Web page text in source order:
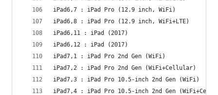
iPad6,7 : iPad Pro (12.9 inch, WiFi)
iPad6,8 : iPad Pro (12.9 inch, WiFi+LTE)
iPad6,11 : iPad (2017)
iPad6,12 : iPad (2017)
iPad7,1 : iPad Pro 2nd Gen (WiFi)
iPad7,2 : iPad Pro 2nd Gen (WiFi+Cellular)
iPad7,3 : iPad Pro 10.5-inch 2nd Gen (WiFi)
iPad7,4 : iPad Pro 10.5-inch 2nd Gen